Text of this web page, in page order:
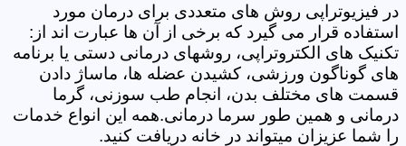
در فیزیوتراپی روش های متعددی برای درمان مورد
استفاده قرار می گیرد که برخی از آن ها عبارت اند از:
تکنیک های الکتروتراپی، روشهای درمانی دستی یا برنامه
های گوناگون ورزشی، کشیدن عضله ها، ماساژ دادن
قسمت های مختلف بدن، انجام طب سوزنی، گرما
درمانی و همین طور سرما درمانی.همه این انواع خدمات
را شما عزیزان میتواند در خانه دریافت کنید.